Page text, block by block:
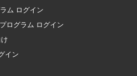
ム ログイン
ログラム ログイン
イン